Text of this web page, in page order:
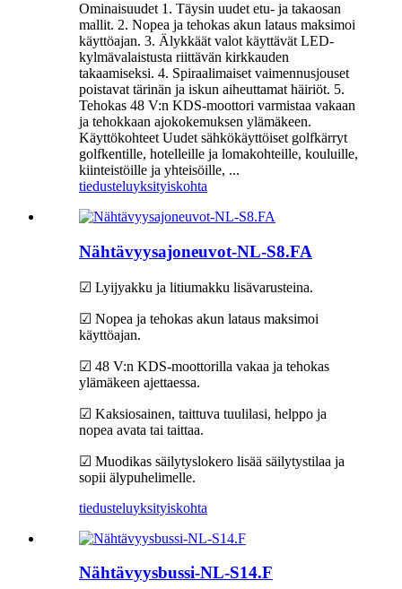
Ominaisuudet 1. Täysin uudet etu- ja takaosan
mallit. 2. Nopea ja tehokas akun lataus maksimoi
käyttöajan. 3. Älykkäät valot käyttävät LED-
kylmävalaistusta riittävän kirkkauden
takaamiseksi. 4. Spiraalimaiset vaimennusjouset
poistavat tärinän ja iskun aiheuttamat häiriöt. 5.
Tehokas 48 V:n KDS-moottori varmistaa vakaan
ja tehokkaan ajokokemuksen ylämäkeen.
Käyttökohteet Uudet sähkökäyttöiset golfkärryt
golfkentille, hotelleille ja lomakohteille, kouluille,
kiinteistöille ja yhteisöille, ...
tiedusteluyksityiskohta
Nähtävyysajoneuvot-NL-S8.FA
☑ Lyijyakku ja litiumakku lisävarusteina.
☑ Nopea ja tehokas akun lataus maksimoi
käyttöajan.
☑ 48 V:n KDS-moottorilla vakaa ja tehokas
ylämäkeen ajettaessa.
☑ Kaksiosainen, taittuva tuulilasi, helppo ja
nopea avata tai taittaa.
☑ Muodikas säilytyslokero lisää säilytystilaa ja
sopii älypuhelimelle.
tiedusteluyksityiskohta
Nähtävyysbussi-NL-S14.F